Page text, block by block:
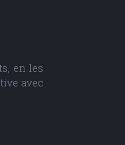
en les
avec